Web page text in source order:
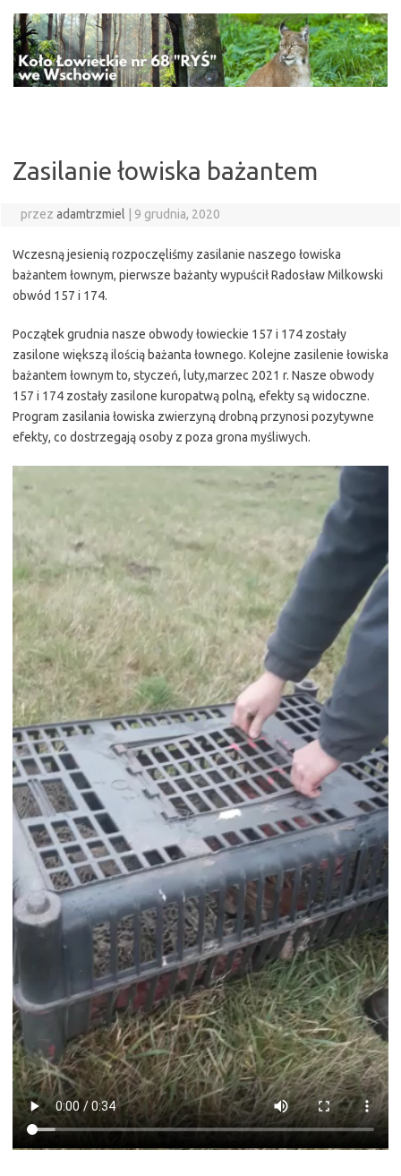
treści
Zasilanie łowiska bażantem
przez adamtrzmiel 9 grudnia, 2020
Wczesną jesienią rozpoczęliśmy zasilanie naszego łowiska
bażantem łownym, pierwsze bażanty wypuścił Radosław Milkowski
obwód 157 i 174.
Początek grudnia nasze obwody łowieckie 157 i 174 zostały
zasilone większą ilością bażanta łownego. Kolejne zasilenie łowiska
bażantem łownym to, styczeń, luty,marzec 2021 r. Nasze obwody
157 i 174 zostały zasilone kuropatwą polną, efekty są widoczne.
Program zasilania łowiska zwierzyną drobną przynosi pozytywne
efekty, co dostrzegają osoby z poza grona myśliwych.